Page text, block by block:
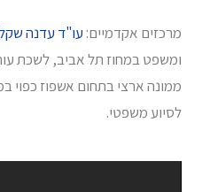
מרכזים אקדמיים: עו"ד עדנה
ומשפט במחוז תל אביב, לשכת
ממונה ארצי בתחום אשפוז
לסיוע משפטי.